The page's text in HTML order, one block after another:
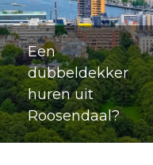
Een
dubbeldekker
huren uit
Roosendaal?